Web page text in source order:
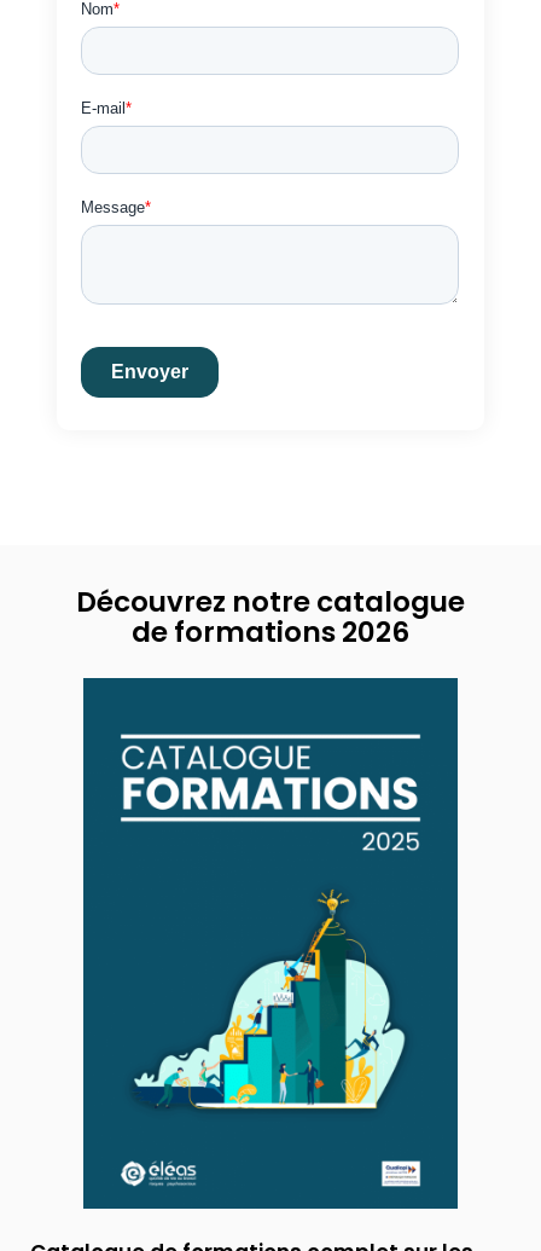
Découvrez notre catalogue
de formations 2026